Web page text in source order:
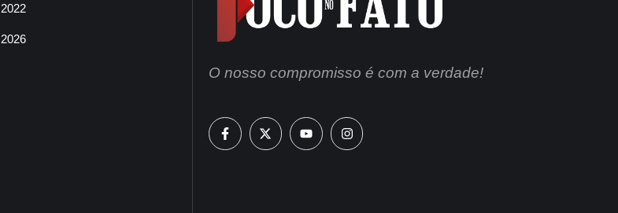
2022
2026
O nosso compromisso é com a verdade!